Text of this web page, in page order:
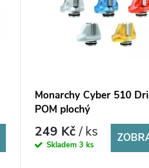
Monarchy Cyber 510
POM plochý
249 Kč/ ks
Skladem 3 ks